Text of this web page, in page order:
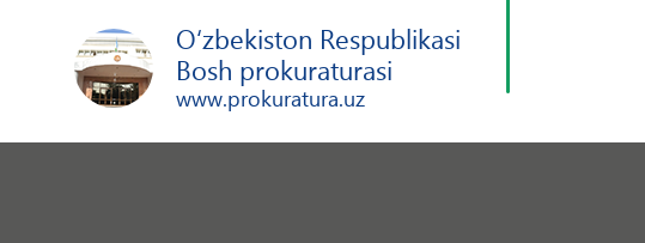
O‘zbekiston Respublikasi
Bosh prokuraturasi
www.prokuratura.uz